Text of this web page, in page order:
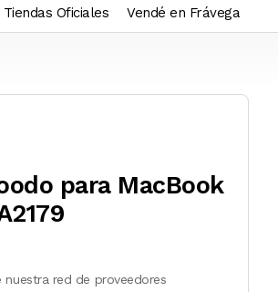
Tiendas Oficiales Vendé en Frávega
para MacBook
nuestra red de proveedores